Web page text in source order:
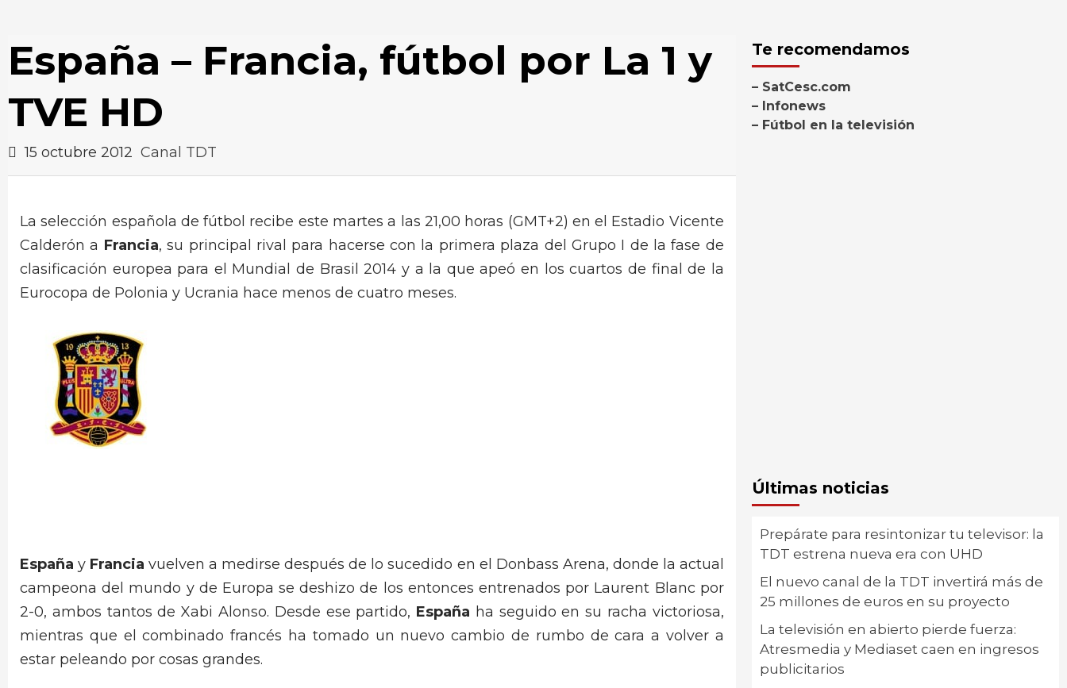
España – Francia, fútbol por La 1 y
TVE HD
15 octubre 2012 Canal TDT
La selección española de fútbol recibe este martes a las 21,00 horas (GMT+2) en el Estadio Vicente
Calderón a Francia, su principal rival para hacerse con la primera plaza del Grupo I de la fase de
clasificación europea para el Mundial de Brasil 2014 y a la que apeó en los cuartos de final de la
Eurocopa de Polonia y Ucrania hace menos de cuatro meses.
España y Francia vuelven a medirse después de lo sucedido en el Donbass Arena, donde la actual
campeona del mundo y de Europa se deshizo de los entonces entrenados por Laurent Blanc por
2-0, ambos tantos de Xabi Alonso. Desde ese partido, España ha seguido en su racha victoriosa,
mientras que el combinado francés ha tomado un nuevo cambio de rumbo de cara a volver a
estar peleando por cosas grandes.
Te recomendamos
– SatCesc.com
– Infonews
– Fútbol en la televisión
Últimas noticias
Prepárate para resintonizar tu televisor: la
TDT estrena nueva era con UHD
El nuevo canal de la TDT invertirá más de
25 millones de euros en su proyecto
La televisión en abierto pierde fuerza:
Atresmedia y Mediaset caen en ingresos
publicitarios